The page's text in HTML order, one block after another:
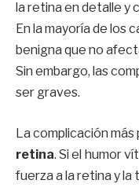
la retina en detalle y
En la mayoría de los
benigna que no
Sin embargo, las
ser graves.
La complicación
retina. Si el humor
fuerza a la retina y